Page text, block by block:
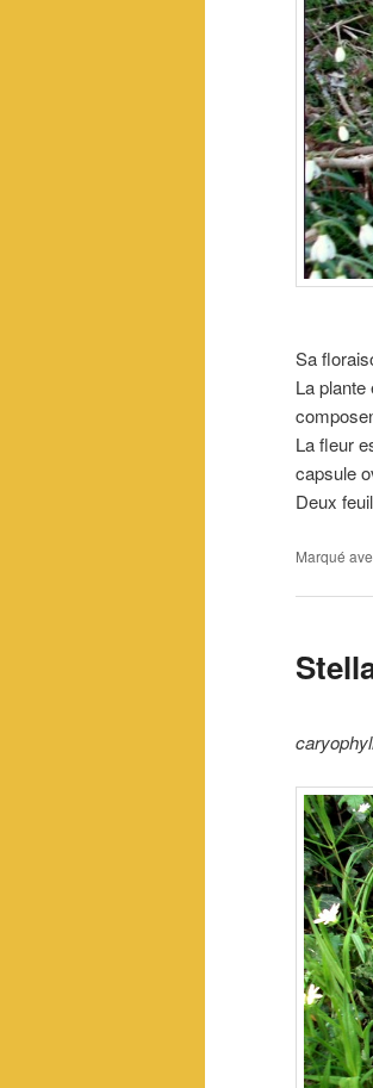
Sa
La
La fleur
capsule
Deux
Marqué